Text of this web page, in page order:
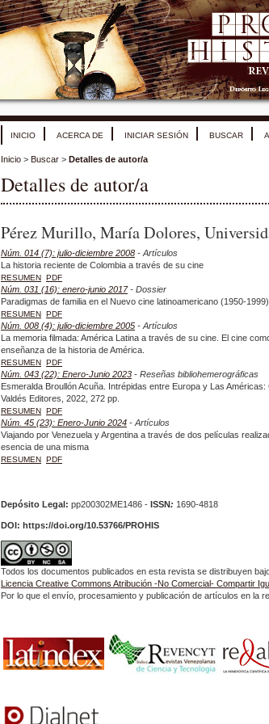
INICIO ACERCA DE INICIAR SESIÓN BUSCAR
Inicio > Buscar > Detalles de autor/a
Detalles de autor/a
Pérez Murillo, María Dolores,
Núm. 014 (7): julio-diciembre 2008 - Artículos
La historia reciente de Colombia a través de su cine
RESUMEN PDF
Núm. 031 (16): enero-junio 2017- Dossier
Paradigmas de familia en el Nuevo cine latinoamericano (1950-1999).
RESUMEN PDF
Núm. 008 (4): julio-diciembre 2005 - Artículos
La memoria filmada: América Latina a través de su cine. El cine
enseñanza de la historia de América.
RESUMEN PDF
Núm. 043 (22): Enero-Junio 2023 - Reseñas bibliohemerográficas
Esmeralda Broullón Acuña. Intrépidas entre Europa y Las
Valdés Editores, 2022, 272 pp.
RESUMEN PDF
Núm. 45 (23): Enero-Junio 2024 - Artículos
Viajando por Venezuela y Argentina a través de dos películas
esencia de una misma
RESUMEN PDF
Depósito Legal: pp200302ME1486 - ISSN: 1690-4818
DOI: https://doi.org/10.53766/PROHIS
Todos los documentos publicados en esta revista se distribuyen
Licencia Creative Commons Atribución -No Comercial- Compartir
Por lo que el envío, procesamiento y publicación de artículos en la